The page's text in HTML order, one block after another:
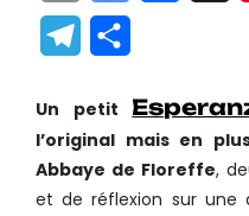
Link
Telegram
Un petit
l’original mais en
Abbaye de Floreffe,
et de réflexion sur une